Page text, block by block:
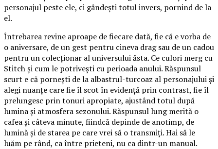
personajul peste ele, ci gândești totul invers, pornind de la
el.
Întrebarea revine aproape de fiecare dată, fie că e vorba de
o aniversare, de un gest pentru cineva drag sau de un cadou
pentru un colecționar al universului ăsta. Ce culori merg cu
Stitch și cum le potrivești cu perioada anului. Răspunsul
scurt e că pornești de la albastrul-turcoaz al personajului și
alegi nuanțe care fie îl scot în evidență prin contrast, fie îl
prelungesc prin tonuri apropiate, ajustând totul după
lumina și atmosfera sezonului. Răspunsul lung merită o
cafea și câteva minute, fiindcă depinde de anotimp, de
lumină și de starea pe care vrei să o transmiți. Hai să le
luăm pe rând, ca între prieteni, nu ca dintr-un manual.